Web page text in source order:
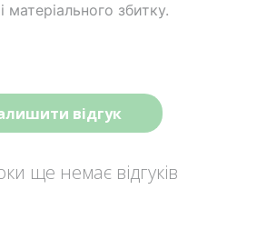
матеріального збитку.
відгук
ще немає відгуків